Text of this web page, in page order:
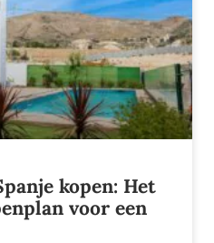
kopen: Het
voor een